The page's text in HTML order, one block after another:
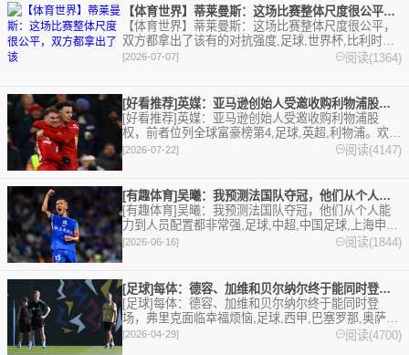
【体育世界】蒂莱曼斯：这场比赛整体尺度很公平，双方都拿出了该
【体育世界】蒂莱曼斯：这场比赛整体尺度很公平，
双方都拿出了该有的对抗强度,足球,世界杯,比利时。
欢迎收藏本站，24小时为你更新最新的足球，篮球体
[2026-07-07] 阅读(1364)
[好看推荐]英媒：亚马逊创始人受邀收购利物浦股权，前者位列全
[好看推荐]英媒：亚马逊创始人受邀收购利物浦股
权，前者位列全球富豪榜第4,足球,英超,利物浦。欢迎
收藏本站，24小时为你更新最新的足球，篮球体育资
讯。
[2026-07-22] 阅读(4147)
[有趣体育]吴曦：我预测法国队夺冠，他们从个人能力到人员配置
[有趣体育]吴曦：我预测法国队夺冠，他们从个人能
力到人员配置都非常强,足球,中超,中国足球,上海申
花,世界杯,法国。欢迎收藏本站，24小时为你更新最
新的足球，篮球体育资讯。
[2026-06-16] 阅读(1844)
[足球]每体：德容、加维和贝尔纳尔终于能同时登场，弗里克面临
[足球]每体：德容、加维和贝尔纳尔终于能同时登
场，弗里克面临幸福烦恼,足球,西甲,巴塞罗那,奥萨苏
纳。欢迎收藏本站，24小时为你更新最新的足球，篮
球体育资讯。
[2026-04-29] 阅读(4700)